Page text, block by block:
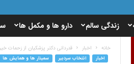
زندگی سالم دارو ها و مکمل ها
خانه اخبار قدردانی دکتر پزشکیان از زحمات
اخبار انتخاب سردبیر سمینار ها و همایش ها